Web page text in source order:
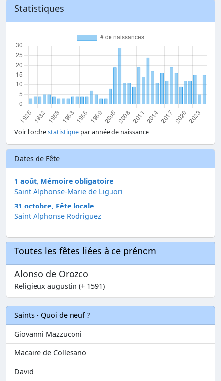
Statistiques
Voir l'ordrestatistique par année de naissance
Dates de Fête
1 août, Mémoire obligatoire
Saint Alphonse-Marie de Liguori
31 octobre, Fête locale
Saint Alphonse Rodriguez
Toutes les fêtes liées à ce prénom
Alonso de Orozco
Religieux augustin (+ 1591)
Saints - Quoi de neuf ?
Giovanni Mazzuconi
Macaire de Collesano
David